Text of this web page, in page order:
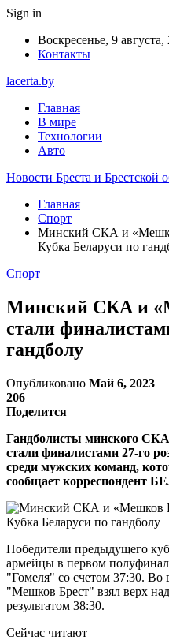
Sign in
Воскресенье, 9 августа,
Контакты
lacerta.by
Главная
В мире
Технологии
Авто
Новости Бреста и Брестской
Главная
Спорт
Минский СКА и
Кубка Беларуси по
Спорт
Минский СКА и
стали
гандболу
Опубликовано Май 6, 2023
206
Поделится
Гандболисты минского
стали финалистами 27-го
среди мужских команд,
сообщает корреспондент
Победители предыдущего
армейцы в первом
"Гомеля" со счетом 37:30. Во
"Мешков Брест" взял верх
результатом 38:30.
Сейчас читают